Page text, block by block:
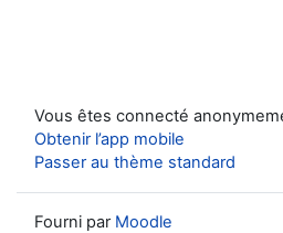
Vous êtes connecté
Obtenir l’app mobile
Passer au thème standard
Fourni par Moodle